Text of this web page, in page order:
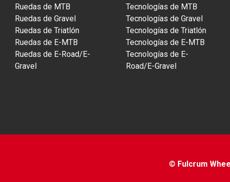
Ruedas de MTB
Ruedas de Gravel
Ruedas de Triatlón
Ruedas de E-MTB
Ruedas de E-Road/E-
Gravel
Tecnologías de MTB
Tecnologías de Gravel
Tecnologías de Triatlón
Tecnologías de E-MTB
Tecnologías de E-
Road/E-Gravel
© Fulcrum